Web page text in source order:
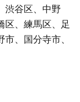
渋谷区、中野
区、練馬区、足
、国分寺市、